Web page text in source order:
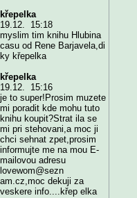
křepelka
19.12. 15:18
myslim tim knihu Hlubina
casu od Rene Barjavela,di
ky křepelka
křepelka
19.12. 15:16
je to super!Prosim muzete
mi poradit kde mohu tuto
knihu koupit?Strat ila se
mi pri stehovani,a moc ji
chci sehnat zpet,prosim
informujte me na mou E-
mailovou adresu
lovewom@sezn
am.cz,moc dekuji za
veskere info....křep elka